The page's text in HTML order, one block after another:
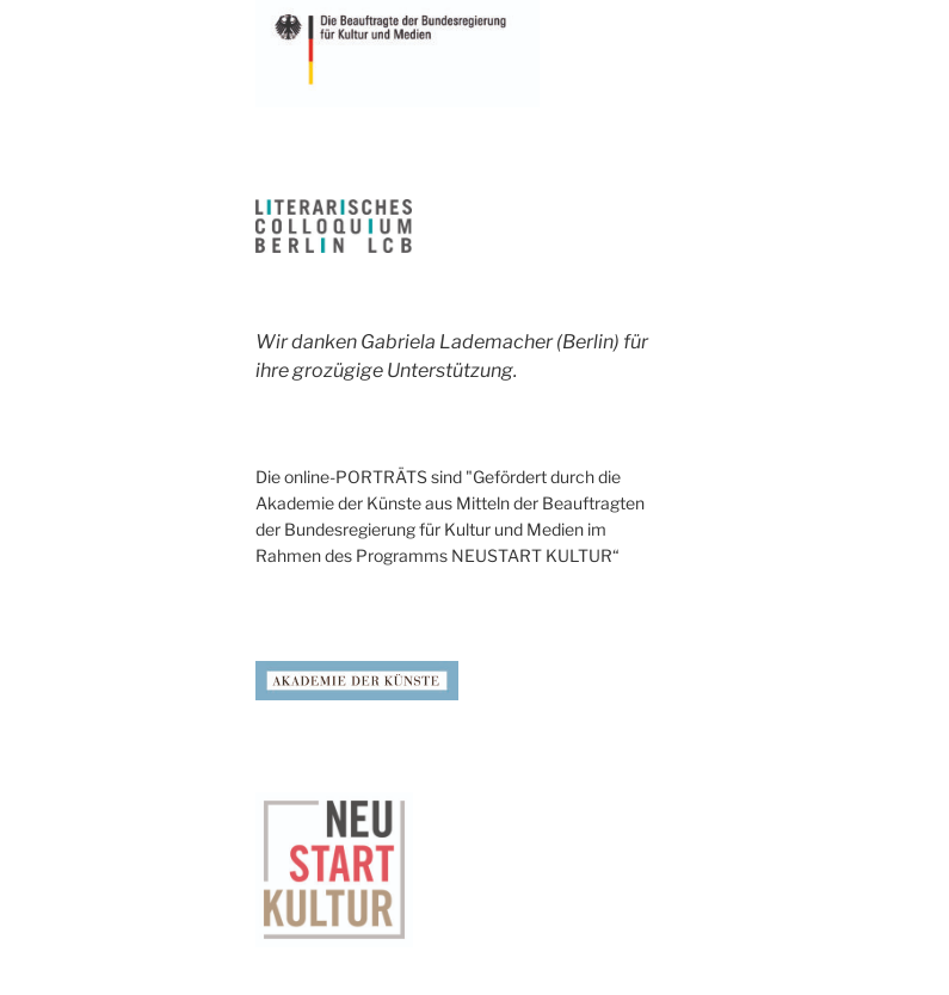
Wir danken Gabriela Lademacher (Berlin) für
ihre grozügige Unterstützung.
Die online-PORTRÄTS sind "Gefördert durch die
Akademie der Künste aus Mitteln der Beauftragten
der Bundesregierung für Kultur und Medien im
Rahmen des Programms NEUSTART KULTUR“